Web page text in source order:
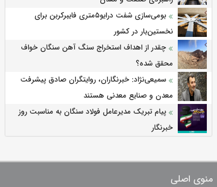
بومی‌سازی شفت درایو۵متری فایبرکربن برای
نخستین‌بار در کشور
چقدر از اهداف استخراج سنگ آهن سنگان خواف
محقق شده؟
سمیعی‌نژاد: خبرنگاران، روایتگران صادق پیشرفت
معدن و صنایع معدنی هستند
پیام تبریک مدیرعامل فولاد سنگان به مناسبت روز
خبرنگار
منوی اصلی